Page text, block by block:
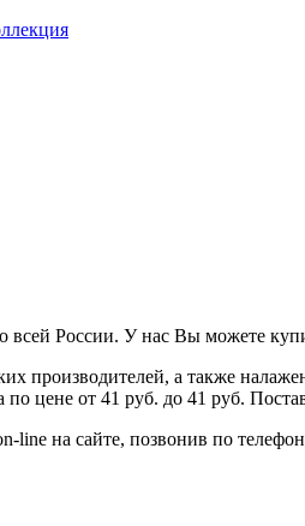
России. У нас Вы можете
производителей, а также
от 41 руб. до 41 руб.
на сайте, позвонив по